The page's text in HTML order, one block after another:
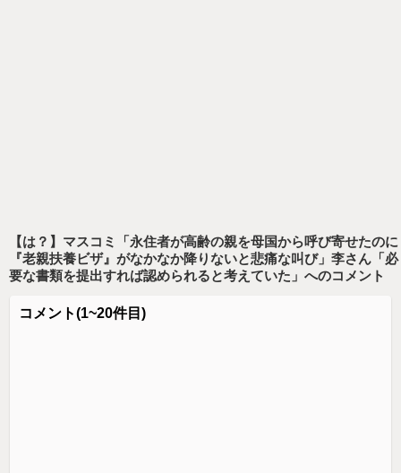
【は？】マスコミ「永住者が高齢の親を母国から呼び寄せたのに
『老親扶養ビザ』がなかなか降りないと悲痛な叫び」李さん「必
要な書類を提出すれば認められると考えていた」 へのコメント
コメント(1~20件目)